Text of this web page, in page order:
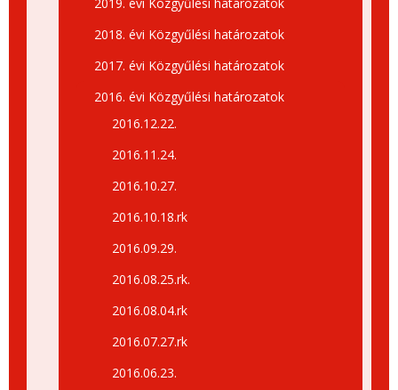
2018. évi Közgyűlési határozatok
2017. évi Közgyűlési határozatok
2016. évi Közgyűlési határozatok
2016.12.22.
2016.11.24.
2016.10.27.
2016.10.18.rk
2016.09.29.
2016.08.25.rk.
2016.08.04.rk
2016.07.27.rk
2016.06.23.